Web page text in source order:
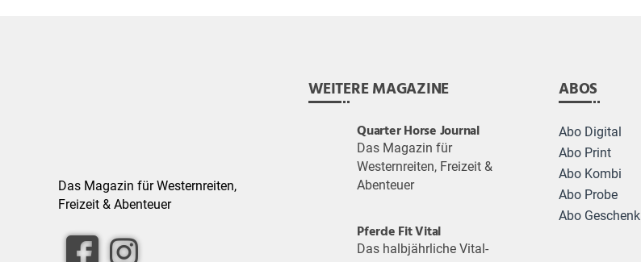
Das Magazin für Westernreiten,
Freizeit & Abenteuer
WEITERE MAGAZINE
Quarter Horse Journal
Das Magazin für
Westernreiten, Freizeit &
Abenteuer
Pferde Fit Vital
Das halbjährliche Vital-
ABOS
Abo Digital
Abo Print
Abo Kombi
Abo Probe
Abo Geschenk